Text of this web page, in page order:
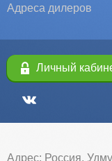
Адреса дилеров
Личный
Адрес: Россия,